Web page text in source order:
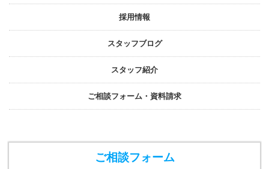
採⽤情報
スタッフブログ
スタッフ紹介
ご相談フォーム・資料請求
ご相談フォーム